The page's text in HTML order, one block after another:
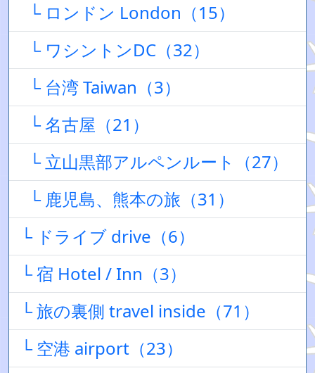
└ ロンドン London（15）
└ ワシントンDC（32）
└ 台湾 Taiwan（3）
└ 名古屋（21）
└ 立山黒部アルペンルート（27）
└ 鹿児島、熊本の旅（31）
└ ドライブ drive（6）
└ 宿 Hotel / Inn（3）
└ 旅の裏側 travel inside（71）
└ 空港 airport（23）